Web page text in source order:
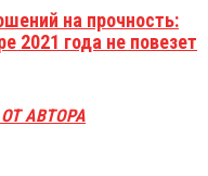
на прочность:
2021 года не повезет
АВТОРА